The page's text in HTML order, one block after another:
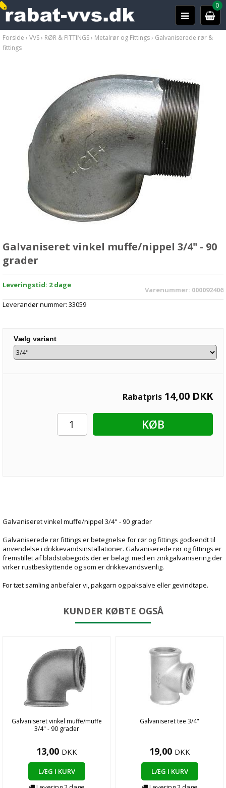
0
Forside › VVS› RØR & FITTINGS› Metalrør og Fittings› Galvaniserede rør &
fittings
Galvaniseret vinkel muffe/nippel 3/4" - 90
grader
Leveringstid: 2 dage
Varenummer: 000092406
Leverandør nummer: 33059
Vælg variant
Rabatpris 14,00 DKK
KØB
Galvaniseret vinkel muffe/nippel 3/4" - 90 grader
Galvaniserede rør fittings er betegnelse for rør og fittings godkendt til
anvendelse i drikkevandsinstallationer. Galvaniserede rør og fittings er
fremstillet af blødstøbegods der er belagt med en zinkgalvanisering der
virker rustbeskyttende og som er drikkevandsvenlig.
For tæt samling anbefaler vi, pakgarn og paksalve eller gevindtape.
KUNDER KØBTE OGSÅ
Galvaniseret vinkel muffe/muffe
3/4" - 90 grader
13,00 DKK
LÆG I KURV
Galvaniseret tee 3/4"
19,00 DKK
LÆG I KURV